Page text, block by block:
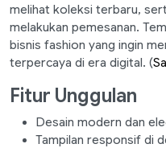
melihat koleksi terbaru,
melakukan pemesanan.
bisnis fashion yang ingin
terpercaya di era digital. (
Fitur Unggulan
Desain modern dan
Tampilan responsif di